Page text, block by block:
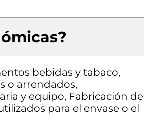
bebidas y tabaco,
o arrendados,
y equipo, Fabricación de
para el envase o el